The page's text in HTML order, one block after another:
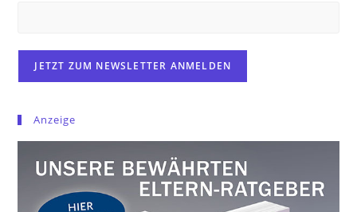
Anzeige